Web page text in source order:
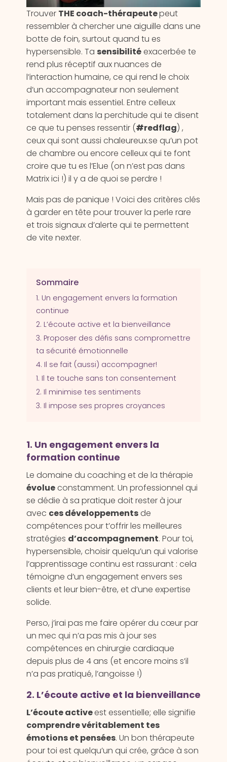
Trouver THE coach-thérapeutepeut
ressembler à chercher une aiguille dans une
botte de foin, surtout quand tu es
hypersensible. Ta sensibilitéexacerbée te
rend plus réceptif aux nuances de
l’interaction humaine, ce qui rend le choix
d’un accompagnateur non seulement
important mais essentiel. Entre celleux
totalement dans la perchitude qui te disent
ce que tu penses ressentir (#redflag) ,
ceux qui sont aussi chaleureux.se qu’un pot
de chambre ou encore celleux qui te font
croire que tu es l’Elue (on n’est pas dans
Matrix ici !) il y a de quoi se perdre !
Mais pas de panique ! Voici des critères clés
à garder en tête pour trouver la perle rare
et trois signaux d’alerte qui te permettent
de vite nexter.
Sommaire
1. Un engagement envers la formation
continue
2. L’écoute active et la bienveillance
3. Proposer des défis sans compromettre
ta sécurité émotionnelle
4. Il se fait (aussi) accompagner!
1. Il te touche sans ton consentement
2. Il minimise tes sentiments
3. Il impose ses propres croyances
1. Un engagement envers la
formation continue
Le domaine du coaching et de la thérapie
évolueconstamment. Un professionnel qui
se dédie à sa pratique doit rester à jour
avec ces développementsde
compétences pour t’offrir les meilleures
stratégies d’accompagnement. Pour toi,
hypersensible, choisir quelqu’un qui valorise
l’apprentissage continu est rassurant : cela
témoigne d’un engagement envers ses
clients et leur bien-être, et d’une expertise
solide.
Perso, j’irai pas me faire opérer du cœur par
un mec qui n’a pas mis à jour ses
compétences en chirurgie cardiaque
depuis plus de 4 ans (et encore moins s’il
n’a pas pratiqué, l’angoisse !)
2. L’écoute active et la bienveillance
L’écoute activeest essentielle; elle signifie
comprendre véritablement tes
émotions et pensées. Un bon thérapeute
pour toi est quelqu’un qui crée, grâce à son